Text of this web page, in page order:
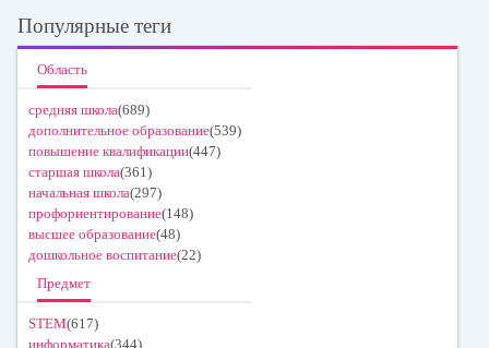
Популярные теги
Область
средняя школа(689)
дополнительное образование(539)
повышение квалификации(447)
старшая школа(361)
начальная школа(297)
профориентирование(148)
высшее образование(48)
дошкольное воспитание(22)
Предмет
STEM(617)
информатика(344)